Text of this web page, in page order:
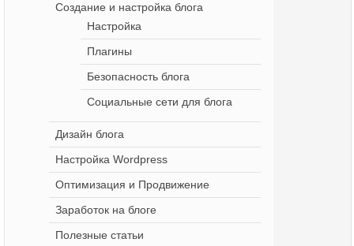
Создание и настройка блога
Настройка
Плагины
Безопасность блога
Социальные сети для блога
Дизайн блога
Настройка Wordpress
Оптимизация и Продвижение
Заработок на блоге
Полезные статьи